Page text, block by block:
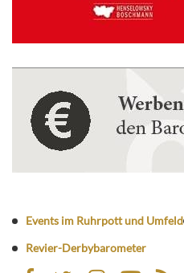
Events im Ruhrpott und Umfeld
Revier-Derbybarometer